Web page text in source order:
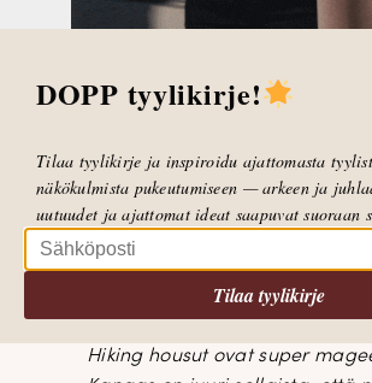
Hiking housut ovat mukavat housut
kivat yksityiskohdat. Sivussa on
vasemman lahkeen kohdalla on kiva
”lukko”. Lahkeet ovat hieman
Gabilla on housuista koko 36.
t € 129,95
Hiking housut ovat super
DOPP tyylikirje!
Tilaa tyylikirje ja inspiroidu ajattomasta
näkökulmista pukeutumiseen — arkeen ja
uutuudet ja ajattomat ideat saapuvat suoraan
Tilaa tyylikirje